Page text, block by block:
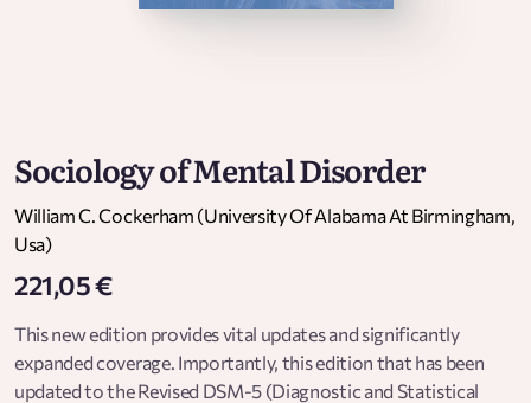
Sociology of Mental Disorder
William C. Cockerham (University Of Alabama At Birmingham,
Usa)
221,05 €
This new edition provides vital updates and significantly
expanded coverage. Importantly, this edition that has been
updated to the Revised DSM-5 (Diagnostic and Statistical